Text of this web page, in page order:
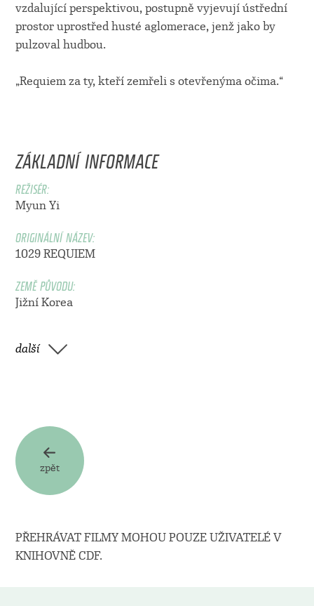
vzdalující perspektivou, postupně vyjevují ústřední
prostor uprostřed husté aglomerace, jenž jako by
pulzoval hudbou.
„Requiem za ty, kteří zemřeli s otevřenýma očima.“
ZÁKLADNÍ INFORMACE
REŽISÉR:
Myun Yi
ORIGINÁLNÍ NÁZEV:
1029 REQUIEM
ZEMĚ PŮVODU:
Jižní Korea
další
zpět
PŘEHRÁVAT FILMY MOHOU POUZE UŽIVATELÉ V
KNIHOVNĚ CDF.